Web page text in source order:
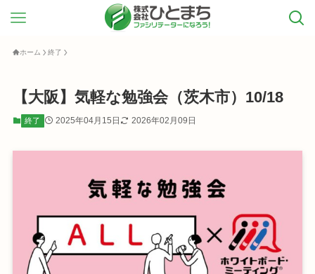
ホーム 終了
【大阪】気軽な勉強会（茨木市）10/18
終了 2025年04月15日 2026年02月09日